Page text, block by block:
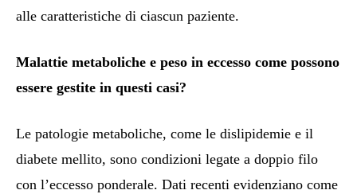
alle caratteristiche di ciascun paziente.
Malattie metaboliche e peso in eccesso come possono
essere gestite in questi casi?
Le patologie metaboliche, come le dislipidemie e il
diabete mellito, sono condizioni legate a doppio filo
con l’eccesso ponderale. Dati recenti evidenziano come